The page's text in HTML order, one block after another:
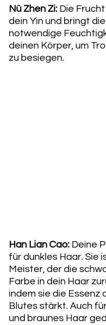
Nü Zhen Zi: Die
dein Yin und bringt die
notwendige
deinen Körper, um
zu besiegen.
Han Lian Cao: Deine
für dunkles Haar. Sie
Meister, der die
Farbe in dein Haar
indem sie die Essenz
Blutes stärkt. Auch
und braunes Haar